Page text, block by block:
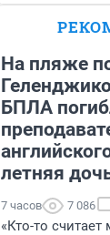
На пляже
БПЛА
летняя
7 часов 7 086
«Кто-то